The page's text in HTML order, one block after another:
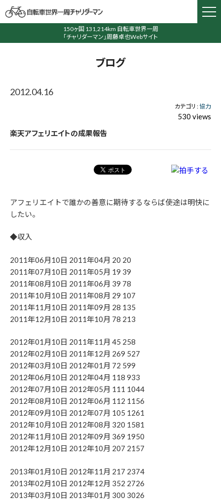
150ヶ国 131,214km 自転車世界一周
「チャリダーマン」周藤卓也Webサイト
ブログ
2012.04.16
カテゴリ :協力
530 views
楽天アフェリエイトの成果報告
アフェリエイトで誰かの善意に期待するならば使途は明快に
したい。
◆収入
2011年06月10日 2011年04月 20 20
2011年07月10日 2011年05月 19 39
2011年08月10日 2011年06月 39 78
2011年10月10日 2011年08月 29 107
2011年11月10日 2011年09月 28 135
2011年12月10日 2011年10月 78 213
2012年01月10日 2011年11月 45 258
2012年02月10日 2011年12月 269 527
2012年03月10日 2012年01月 72 599
2012年06月10日 2012年04月 118 933
2012年07月10日 2012年05月 111 1044
2012年08月10日 2012年06月 112 1156
2012年09月10日 2012年07月 105 1261
2012年10月10日 2012年08月 320 1581
2012年11月10日 2012年09月 369 1950
2012年12月10日 2012年10月 207 2157
2013年01月10日 2012年11月 217 2374
2013年02月10日 2012年12月 352 2726
2013年03月10日 2013年01月 300 3026